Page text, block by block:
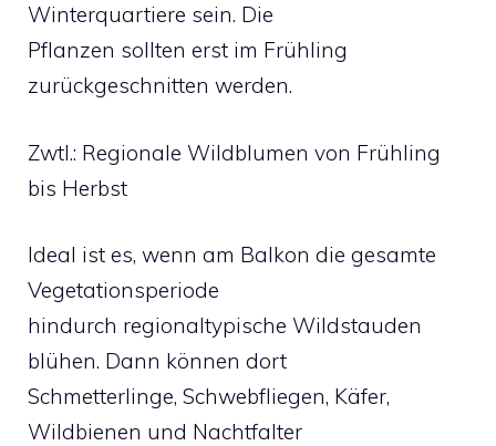
Winterquartiere sein. Die
Pflanzen sollten erst im Frühling
zurückgeschnitten werden.
Zwtl.: Regionale Wildblumen von Frühling
bis Herbst
Ideal ist es, wenn am Balkon die gesamte
Vegetationsperiode
hindurch regionaltypische Wildstauden
blühen. Dann können dort
Schmetterlinge, Schwebfliegen, Käfer,
Wildbienen und Nachtfalter